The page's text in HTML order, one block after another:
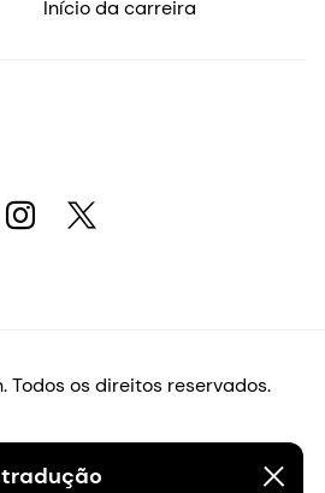
tradução
Início da carreira
os direitos reservados.